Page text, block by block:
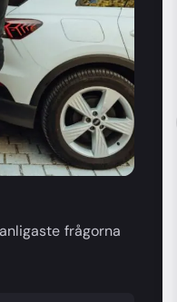
frågorna